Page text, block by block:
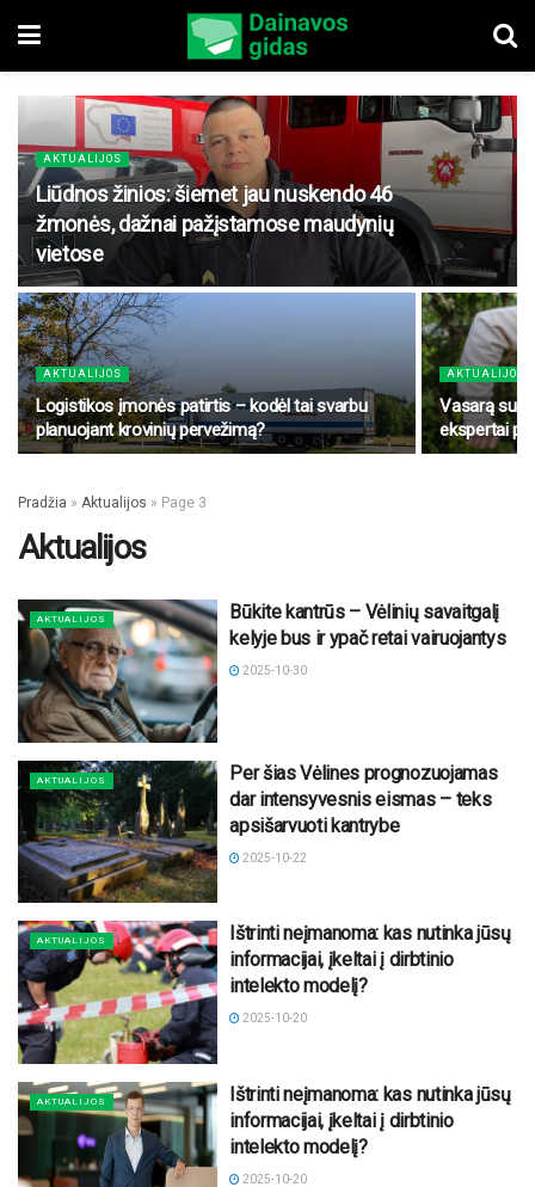
AKTUALIJOS
Liūdnos žinios: šiemet jau nuskendo 46
žmonės, dažnai pažįstamose maudynių
vietose
AKTUALIJOS
Logistikos įmonės patirtis – kodėl tai svarbu
planuojant krovinių pervežimą?
AKTUALIJOS
Vasarą
ekspertai
Pradžia » Aktualijos » Page 3
Aktualijos
AKTUALIJOS
Būkite kantrūs – Vėlinių savaitgalį
kelyje bus ir ypač retai vairuojantys
2025-10-30
AKTUALIJOS
Per šias Vėlines prognozuojamas
dar intensyvesnis eismas – teks
apsišarvuoti kantrybe
2025-10-22
AKTUALIJOS
Ištrinti neįmanoma: kas nutinka jūsų
informacijai, įkeltai į dirbtinio
intelekto modelį?
2025-10-20
AKTUALIJOS
Ištrinti neįmanoma: kas nutinka jūsų
informacijai, įkeltai į dirbtinio
intelekto modelį?
2025-10-20